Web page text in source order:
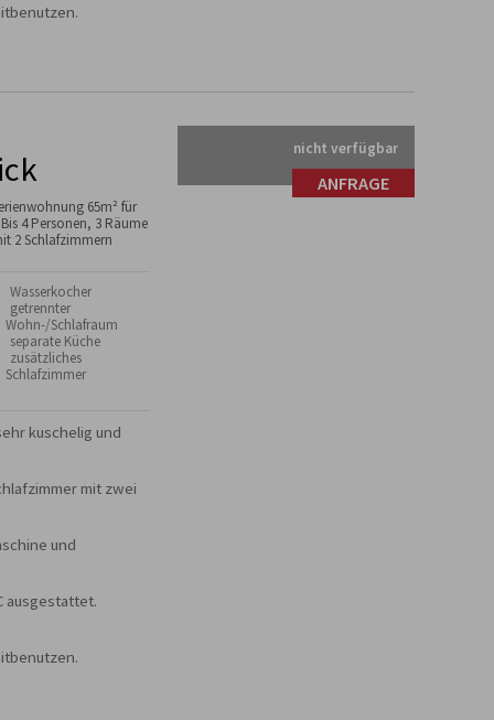
65m² für
4 Personen, 3 Räume
2 Schlafzimmern
Wohn-/Schlafraum
Küche
Schlafzimmer
kuschelig und
mit zwei
und
ausgestattet.
nicht verfügbar
ANFRAGE